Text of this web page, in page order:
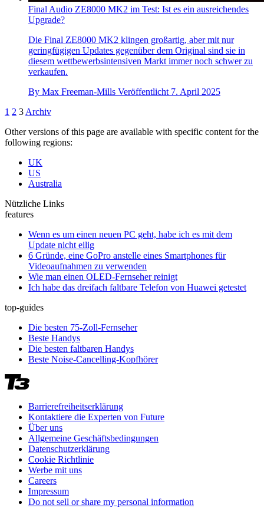
Final Audio ZE8000 MK2 im Test: Ist es ein ausreichendes
Upgrade?
Die Final ZE8000 MK2 klingen großartig, aber mit nur
geringfügigen Updates gegenüber dem Original sind sie in
diesem wettbewerbsintensiven Markt immer noch schwer zu
verkaufen.
By Max Freeman-Mills Veröffentlicht 7. April 2025
1 2 3Archiv
Other versions of this page are available with specific content for the
following regions:
UK
US
Australia
Nützliche Links
features
Wenn es um einen neuen PC geht, habe ich es mit dem
Update nicht eilig
6 Gründe, eine GoPro anstelle eines Smartphones für
Videoaufnahmen zu verwenden
Wie man einen OLED-Fernseher reinigt
Ich habe das dreifach faltbare Telefon von Huawei getestet
top-guides
Die besten 75-Zoll-Fernseher
Beste Handys
Die besten faltbaren Handys
Beste Noise-Cancelling-Kopfhörer
Barrierefreiheitserklärung
Kontaktiere die Experten von Future
Über uns
Allgemeine Geschäftsbedingungen
Datenschutzerklärung
Cookie Richtlinie
Werbe mit uns
Careers
Impressum
Do not sell or share my personal information